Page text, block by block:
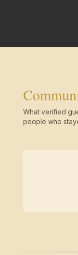
What verified
people who